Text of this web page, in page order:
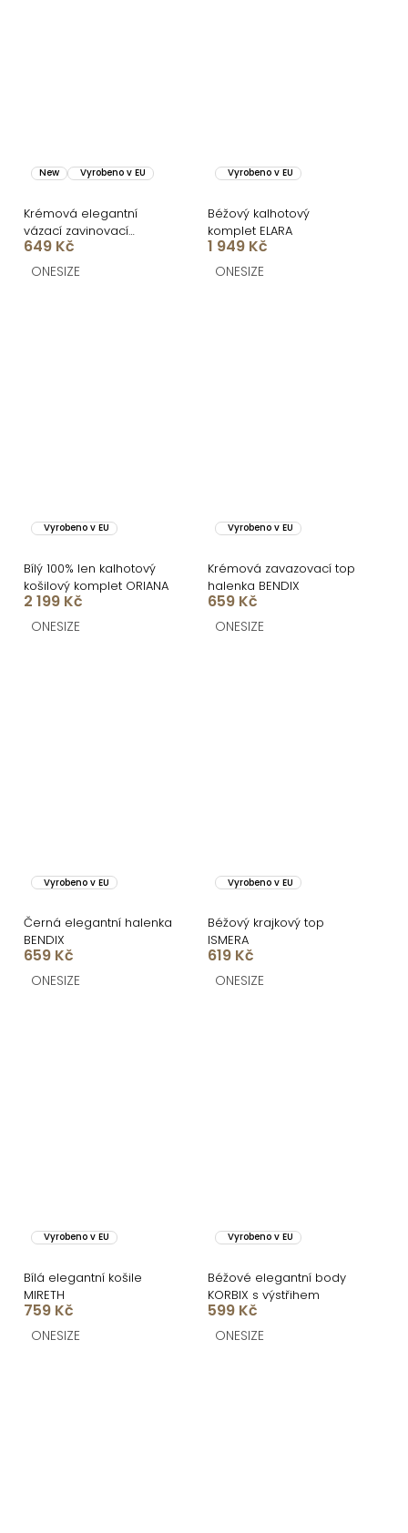
New Vyrobeno v EU
Krémová elegantní
vázací zavinovací
halenka FRYTOS
649 Kč
ONESIZE
Vyrobeno v EU
Béžový kalhotový
komplet ELARA
1 949 Kč
ONESIZE
Vyrobeno v EU
Bílý 100% len kalhotový
košilový komplet ORIANA
2 199 Kč
ONESIZE
Vyrobeno v EU
Krémová zavazovací top
halenka BENDIX
659 Kč
ONESIZE
Vyrobeno v EU
Černá elegantní halenka
BENDIX
659 Kč
ONESIZE
Vyrobeno v EU
Béžový krajkový top
ISMERA
619 Kč
ONESIZE
Vyrobeno v EU
Bílá elegantní košile
MIRETH
759 Kč
ONESIZE
Vyrobeno v EU
Béžové elegantní body
KORBIX s výstřihem
599 Kč
ONESIZE